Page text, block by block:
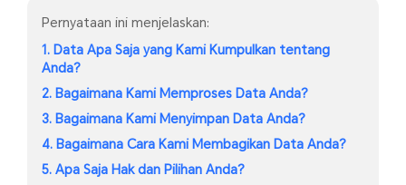
Pernyataan ini menjelaskan:
1. Data Apa Saja yang Kami Kumpulkan tentang
Anda?
2. Bagaimana Kami Memproses Data Anda?
3. Bagaimana Kami Menyimpan Data Anda?
4. Bagaimana Cara Kami Membagikan Data Anda?
5. Apa Saja Hak dan Pilihan Anda?